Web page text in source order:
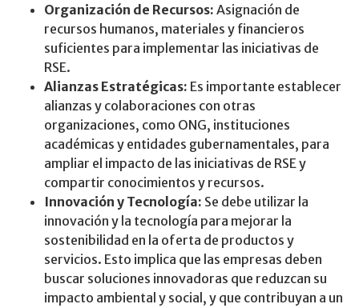
Organización de Recursos: Asignación de
recursos humanos, materiales y financieros
suficientes para implementar las iniciativas de
RSE.
Alianzas Estratégicas: Es importante establecer
alianzas y colaboraciones con otras
organizaciones, como ONG, instituciones
académicas y entidades gubernamentales, para
ampliar el impacto de las iniciativas de RSE y
compartir conocimientos y recursos.
Innovación y Tecnología: Se debe utilizar la
innovación y la tecnología para mejorar la
sostenibilidad en la oferta de productos y
servicios. Esto implica que las empresas deben
buscar soluciones innovadoras que reduzcan su
impacto ambiental y social, y que contribuyan a un